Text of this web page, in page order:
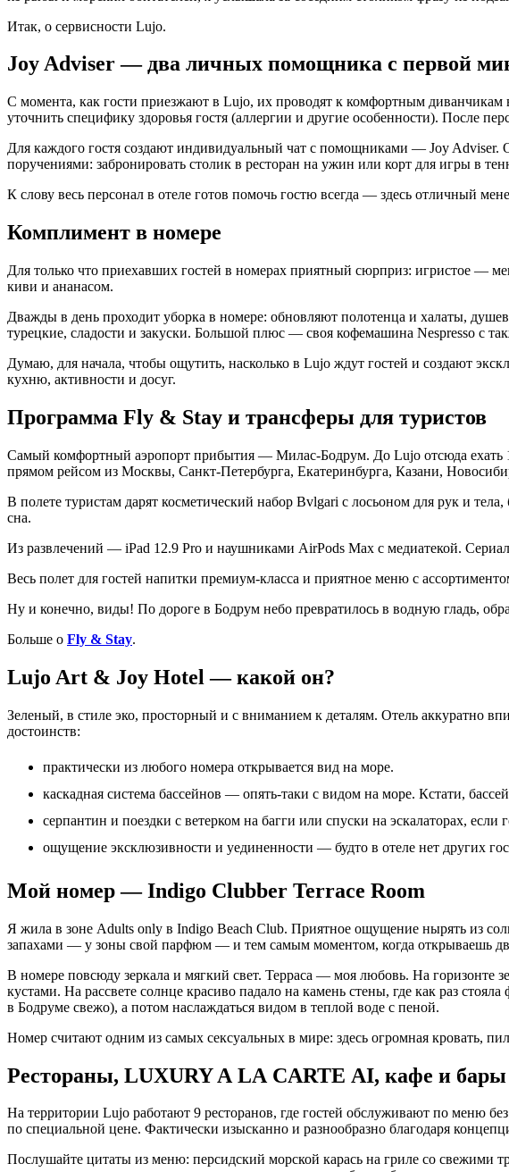
Итак, о сервисности Lujo.
Joy Adviser — два личных помощника с первой
С момента, как гости приезжают в Lujo, их проводят к комфортным диванчикам
уточнить специфику здоровья гостя (аллергии и другие особенности). После
Для каждого гостя создают индивидуальный чат с помощниками — Joy
поручениями: забронировать столик в ресторан на ужин или корт для игры в
К слову весь персонал в отеле готов помочь гостю всегда — здесь отличный
Комплимент в номере
Для только что приехавших гостей в номерах приятный сюрприз: игристое —
киви и ананасом.
Дважды в день проходит уборка в номере: обновляют полотенца и халаты,
турецкие, сладости и закуски. Большой плюс — своя кофемашина Nespresso с
Думаю, для начала, чтобы ощутить, насколько в Lujo ждут гостей и создают
кухню, активности и досуг.
Программа Fly & Stay и трансферы для туристов
Самый комфортный аэропорт прибытия — Милас-Бодрум. До Lujo отсюда ехать
прямом рейсом из Москвы, Санкт-Петербурга, Екатеринбурга, Казани,
В полете туристам дарят косметический набор Bvlgari с лосьоном для рук и
сна.
Из развлечений — iPad 12.9 Pro и наушниками AirPods Max с медиатекой.
Весь полет для гостей напитки премиум-класса и приятное меню с
Ну и конечно, виды! По дороге в Бодрум небо превратилось в водную гладь,
Больше о Fly & Stay.
Lujo Art & Joy Hotel — какой он?
Зеленый, в стиле эко, просторный и с вниманием к деталям. Отель аккуратно
достоинств:
практически из любого номера открывается вид на море.
каскадная система бассейнов — опять-таки с видом на море. Кстати,
серпантин и поездки с ветерком на багги или спуски на эскалаторах,
ощущение эксклюзивности и уединенности — будто в отеле нет других
Мой номер — Indigo Clubber Terrace Room
Я жила в зоне Adults only в Indigo Beach Club. Приятное ощущение нырять из
запахами — у зоны свой парфюм — и тем самым моментом, когда открываешь
В номере повсюду зеркала и мягкий свет. Терраса — моя любовь. На горизонте
кустами. На рассвете солнце красиво падало на камень стены, где как раз
в Бодруме свежо), а потом наслаждаться видом в теплой воде с пеной.
Номер считают одним из самых сексуальных в мире: здесь огромная кровать,
Рестораны, LUXURY A LA CARTE AI, кафе и бары
На территории Lujo работают 9 ресторанов, где гостей обслуживают по меню
по специальной цене. Фактически изысканно и разнообразно благодаря
Послушайте цитаты из меню: персидский морской карась на гриле со